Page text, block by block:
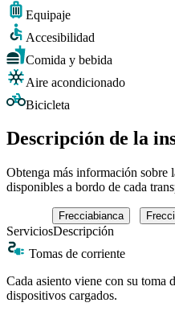
Equipaje
Accesibilidad
Comida y bebida
Aire acondicionado
Bicicleta
Descripción de la
Obtenga más información sobre
disponibles a bordo de cada
Frecciabianca
ServiciosDescripción
Tomas de corriente
Cada asiento viene con su toma
dispositivos cargados.